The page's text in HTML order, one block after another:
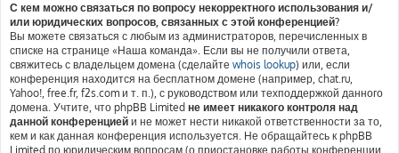
С кем можно связаться по вопросу некорректного использования и/
или юридических вопросов, связанных с этой конференцией?
Вы можете связаться с любым из администраторов, перечисленных в
списке на странице «Наша команда». Если вы не получили ответа,
свяжитесь с владельцем домена (сделайте whois lookup) или, если
конференция находится на бесплатном домене (например, chat.ru,
Yahoo!, free.fr, f2s.com и т. п.), с руководством или техподдержкой данного
домена. Учтите, что phpBB Limited не имеет никакого контроля над
данной конференцией и не может нести никакой ответственности за то,
кем и как данная конференция используется. Не обращайтесь к phpBB
Limited по юридическим вопросам (о приостановке работы конференции,